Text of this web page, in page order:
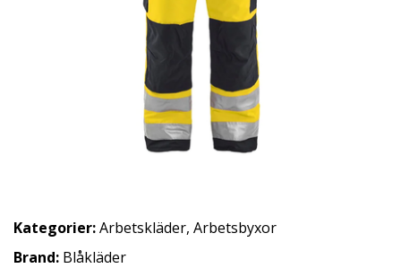
Kategorier:Arbetskläder, Arbetsbyxor
Brand: Blåkläder